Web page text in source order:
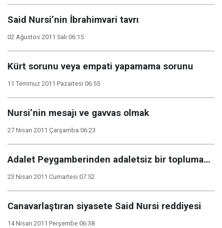
Said Nursi’nin İbrahimvari tavrı
02 Ağustos 2011 Salı 06:15
Kürt sorunu veya empati yapamama sorunu
11 Temmuz 2011 Pazartesi 06:55
Nursi’nin mesajı ve gavvas olmak
27 Nisan 2011 Çarşamba 06:23
Adalet Peygamberinden adaletsiz bir topluma…
23 Nisan 2011 Cumartesi 07:52
Canavarlaştıran siyasete Said Nursi reddiyesi
14 Nisan 2011 Perşembe 06:38